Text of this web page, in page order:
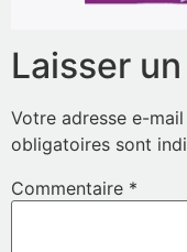
Laisser
Votre adresse e-
obligatoires sont
Commentaire *